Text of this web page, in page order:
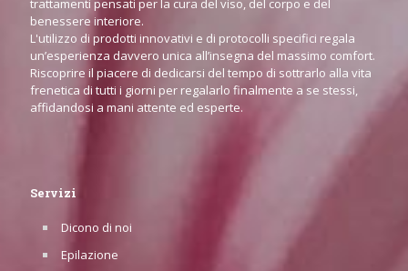
trattamenti pensati per la cura del viso, del corpo e del
benessere interiore.
L'utilizzo di prodotti innovativi e di protocolli specifici regala
un’esperienza davvero unica all’insegna del massimo comfort.
Riscoprire il piacere di dedicarsi del tempo di sottrarlo alla vita
frenetica di tutti i giorni per regalarlo finalmente a se stessi,
affidandosi a mani attente ed esperte.
Servizi
Dicono di noi
Epilazione